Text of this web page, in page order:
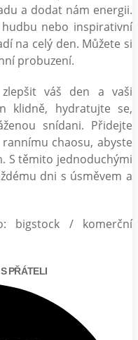
a dodat nám energii.
nebo inspirativní
na celý den. Můžete si
probuzení.
váš den a vaši
klidně, hydratujte se,
snídani. Přidejte
chaosu, abyste
S těmito jednoduchými
dni s úsměvem a
bigstock / komerční
PŘÁTELI